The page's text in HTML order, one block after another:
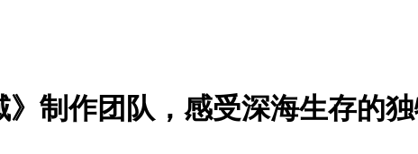
制作团队，感受深海生存的